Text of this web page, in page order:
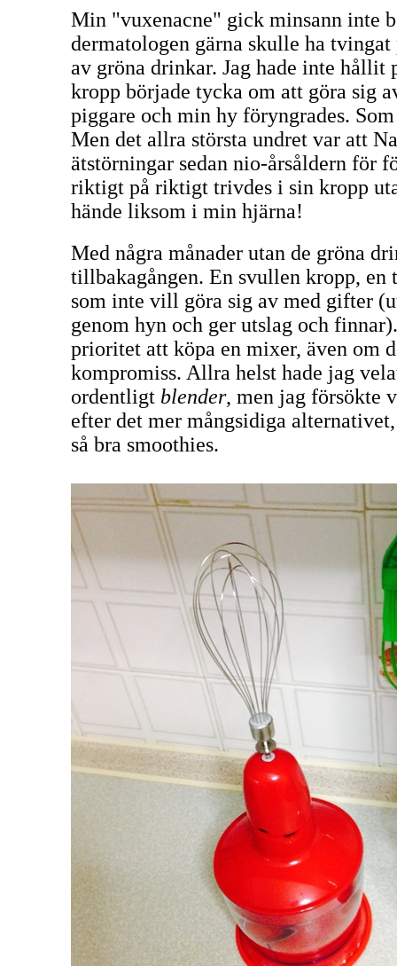
Min "vuxenacne" gick minsann inte
dermatologen gärna skulle ha
av gröna drinkar. Jag hade inte hållit
kropp började tycka om att göra sig
piggare och min hy föryngrades.
Men det allra största undret var att
ätstörningar sedan nio-årsåldern för
riktigt på riktigt trivdes i sin kropp
hände liksom i min hjärna!
Med några månader utan de gröna
tillbakagången. En svullen kropp, en
som inte vill göra sig av med gifter
genom hyn och ger utslag och
prioritet att köpa en mixer, även om
kompromiss. Allra helst hade jag
ordentligt blender, men jag försökte
efter det mer mångsidiga
så bra smoothies.